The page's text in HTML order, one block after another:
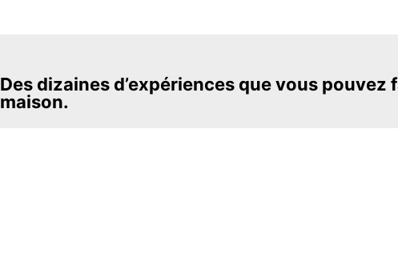
Des dizaines d’expériences que vous pouvez
maison.